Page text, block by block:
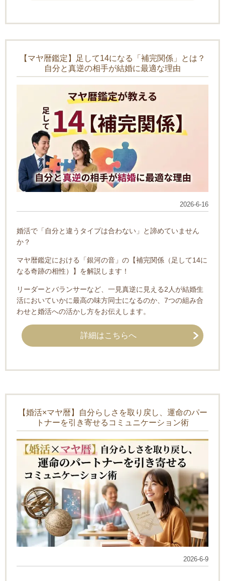
【マヤ暦鑑定】足して14になる「補完関係」とは？
自分と真逆の相手が結婚に最適な理由
2026-6-16
婚活で「自分と違うタイプは合わない」と諦めていません
か？
マヤ暦鑑定における「銀河の音」の【補完関係（足して14に
なる奇跡の相性）】を解説します！
リーダーとバランサーなど、一見真逆に見える2人が結婚生
活においていかに最高の味方同士になるのか、7つの組み合
わせと婚活への活かし方をお伝えします。
詳細はこちらへ
【婚活×マヤ暦】自分らしさを取り戻し、運命のパー
トナーを引き寄せるコミュニケーション術
2026-6-9